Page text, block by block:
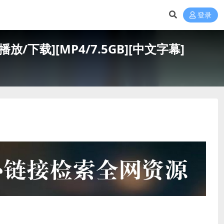
登录
放/下载][MP4/7.5GB][中文字幕]